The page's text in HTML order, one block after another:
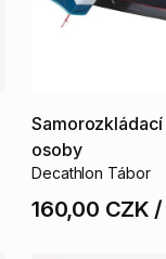
Samorozkládací
osoby
Decathlon Tábor
160,00 CZK /